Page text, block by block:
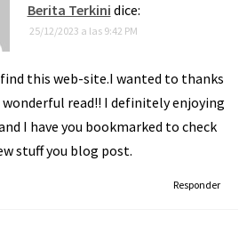
Berita Terkini dice:
25/12/2023 a las 9:42 PM
find this web-site.I wanted to thanks
read!! I definitely enjoying
I have you bookmarked to check
stuff you blog post.
Responder